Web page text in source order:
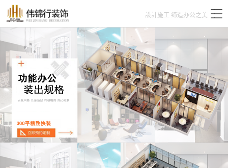
設計施工 缔造办公之美